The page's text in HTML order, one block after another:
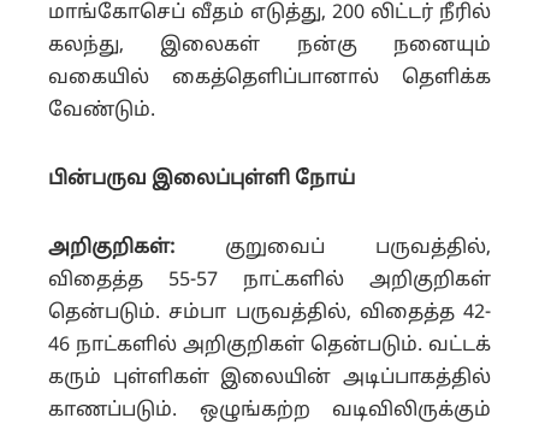
மாங்கோசெப் வீதம் எடுத்து, 200 லிட்டர் நீரில்
கலந்து, இலைகள் நன்கு நனையும்
வகையில் கைத்தெளிப்பானால் தெளிக்க
வேண்டும்.
பின்பருவ இலைப்புள்ளி நோய்
அறிகுறிகள்: குறுவைப் பருவத்தில்,
விதைத்த 55-57 நாட்களில் அறிகுறிகள்
தென்படும். சம்பா பருவத்தில், விதைத்த 42-
46 நாட்களில் அறிகுறிகள் தென்படும். வட்டக்
கரும் புள்ளிகள் இலையின் அடிப்பாகத்தில்
காணப்படும். ஒழுங்கற்ற வடிவிலிருக்கும்